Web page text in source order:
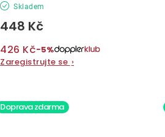
Skladem
448 Kč
426 Kč−5%
Zaregistrujte se ›
Doprava zdarma